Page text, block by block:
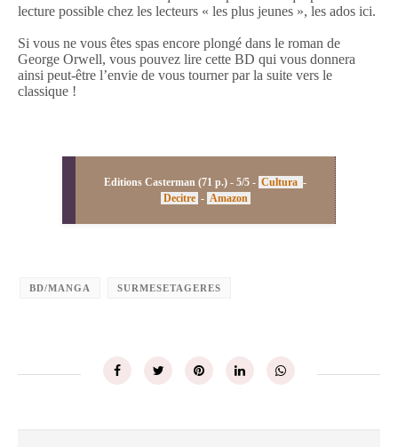
lecture possible chez les lecteurs « les plus jeunes », les ados ici.
Si vous ne vous êtes spas encore plongé dans le roman de
George Orwell, vous pouvez lire cette BD qui vous donnera
ainsi peut-être l’envie de vous tourner par la suite vers le
classique !
Editions Casterman (71 p.) - 5/5 - Cultura -
Decitre - Amazon
BD/MANGA SURMESETAGERES